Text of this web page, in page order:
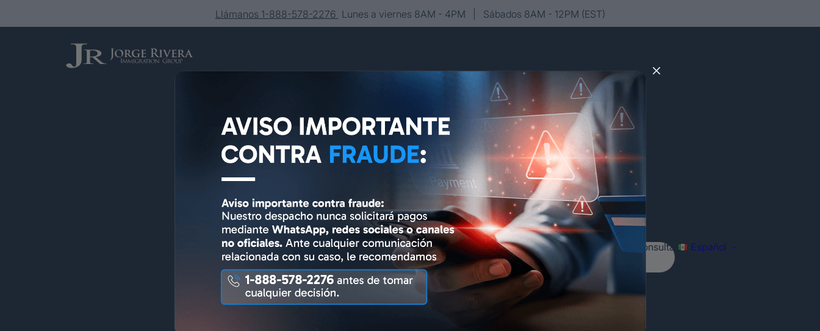
Llámanos 1-888-578-2276 Lunes a viernes 8AM - 4PM | Sábados 8AM - 12PM (EST)
Servicios
Asesoría y
representación
legal en
inmigración
Conócenos Editorial Contacto Agenda tu consulta Español